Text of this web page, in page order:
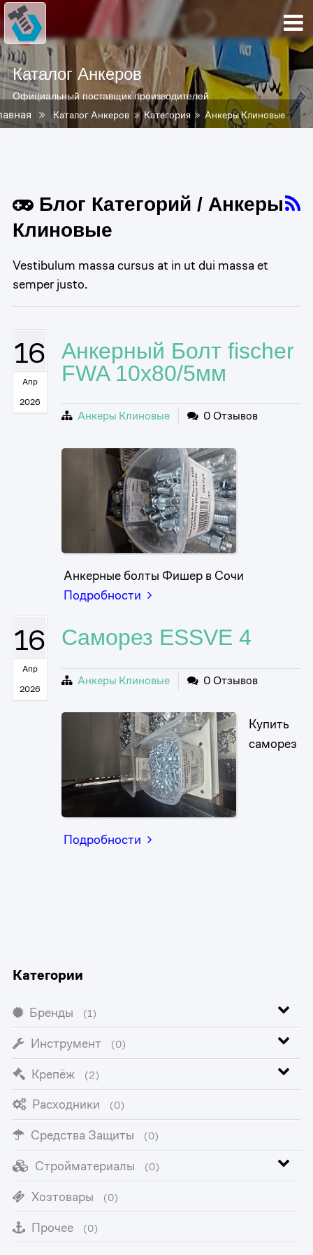
Каталог Анкеров Категория Анкеры Клиновые
Каталог Анкеров
Официальный поставщик производителей
Блог Категорий / Анкеры
Клиновые
Vestibulum massa cursus at in ut dui massa et
semper justo.
16
Апр
2026
Анкерный Болт fischer
FWA 10x80/5мм
Анкеры Клиновые 0 Отзывов
Анкерные болты Фишер в Сочи
Подробности
16
Апр
2026
Саморез ESSVE 4
Анкеры Клиновые 0 Отзывов
Купить
саморез
Подробности
Категории
Бренды (1)
Инструмент (0)
Крепёж (2)
Расходники (0)
Средства Защиты (0)
Стройматериалы (0)
Хозтовары (0)
Прочее (0)